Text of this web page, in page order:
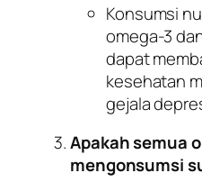
Konsumsi
omega-3
dapat
kesehatan
gejala
Apakah semua
mengonsumsi